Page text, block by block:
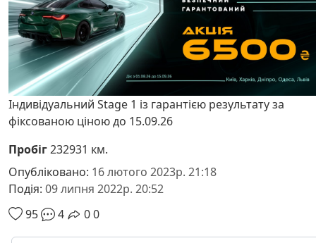
Індивідуальний Stage 1 із гарантією результату за
фіксованою ціною до 15.09.26
Пробіг232931 км.
Опубліковано: 16 лютого 2023р. 21:18
Подія: 09 липня 2022р. 20:52
95
4 00